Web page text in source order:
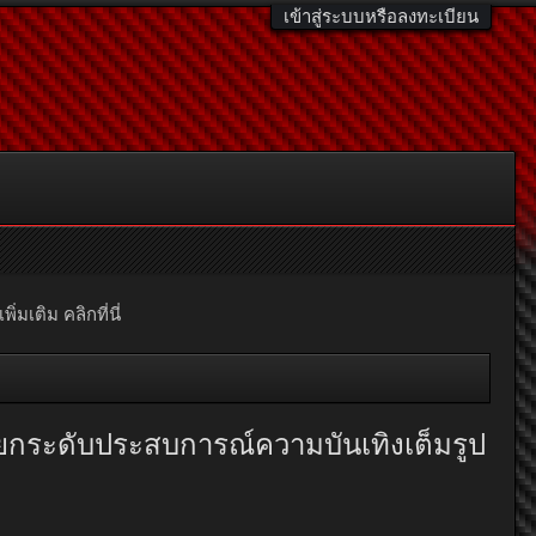
เข้าสู่ระบบหรือลงทะเบียน
พิ่มเติม คลิกที่นี่
ระดับประสบการณ์ความบันเทิงเต็มรูป